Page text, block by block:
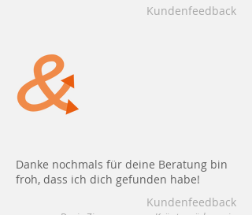
Kundenfeedback
Danke nochmals für deine Beratung bin
froh, dass ich dich gefunden habe!
Kundenfeedback